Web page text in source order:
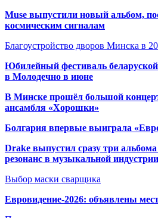
Muse выпустили новый альбом,
космическим сигналам
Благоустройство дворов Минска в
Юбилейный фестиваль беларуской
в Молодечно в июне
В Минске прошёл большой
ансамбля «Хорошки»
Болгария впервые выиграла
Drake выпустил сразу три
резонанс в музыкальной индустрии
Выбор маски сварщика
Евровидение-2026: объявлены